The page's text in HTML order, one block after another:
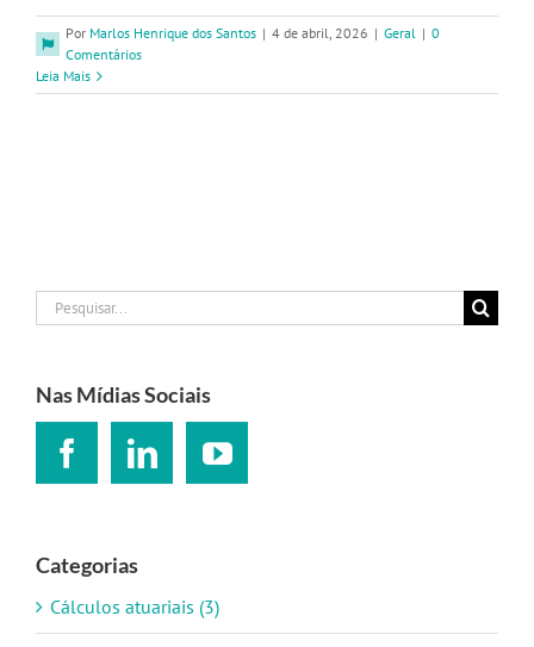
Por Marlos Henrique dos Santos | 4 de abril, 2026 | Geral | 0
Comentários
Leia Mais
Buscar
resultados
Nas Mídias Sociais
Categorias
Cálculos atuariais (3)